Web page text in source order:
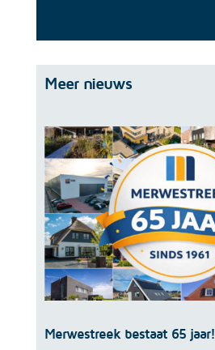
Meer nieuws
Merwestreek bestaat 65 jaar!